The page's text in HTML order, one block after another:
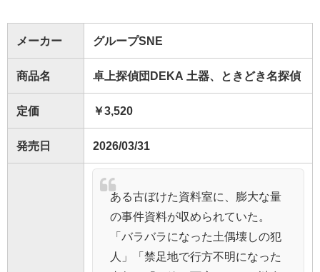
メーカー グループSNE
商品名 卓上探偵団DEKA 土器、ときどき名探偵
定価 ￥3,520
発売日 2026/03/31
ある古ぼけた資料室に、膨大な量
の事件資料が収められていた。
「バラバラになった土偶壊しの犯
人」「禁足地で行方不明になった